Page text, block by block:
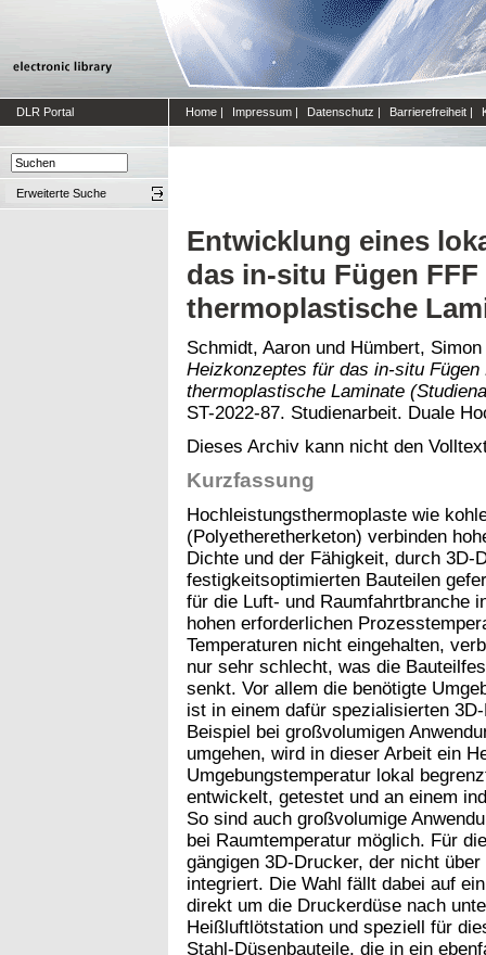
DLR Portal Home | Impressum | Datenschutz | Barrierefreiheit |
Erweiterte Suche
Entwicklung eines
das in-situ Fügen
thermoplastische
Schmidt, Aaron und Hümbert, Simon
Heizkonzeptes für das in-situ
thermoplastische Laminate
ST-2022-87. Studienarbeit. Duale
Dieses Archiv kann nicht den
Kurzfassung
Hochleistungsthermoplaste wie
(Polyetheretherketon) verbinden
Dichte und der Fähigkeit, durch 3D-
festigkeitsoptimierten Bauteilen
für die Luft- und Raumfahrtbranche
hohen erforderlichen
Temperaturen nicht eingehalten,
nur sehr schlecht, was die
senkt. Vor allem die benötigte
ist in einem dafür spezialisierten
Beispiel bei großvolumigen
umgehen, wird in dieser Arbeit ein
Umgebungstemperatur lokal
entwickelt, getestet und an einem
So sind auch großvolumige
bei Raumtemperatur möglich. Für
gängigen 3D-Drucker, der nicht
integriert. Die Wahl fällt dabei auf
direkt um die Druckerdüse nach
Heißluftlötstation und speziell für
Stahl-Düsenbauteile, die in ein